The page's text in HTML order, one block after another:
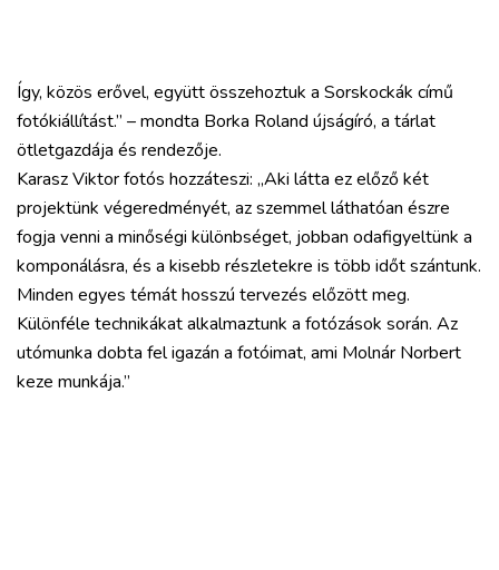
Így, közös erővel, együtt összehoztuk a Sorskockák című
fotókiállítást.” – mondta Borka Roland újságíró, a tárlat
ötletgazdája és rendezője.
Karasz Viktor fotós hozzáteszi: „Aki látta ez előző két
projektünk végeredményét, az szemmel láthatóan észre
fogja venni a minőségi különbséget, jobban odafigyeltünk a
komponálásra, és a kisebb részletekre is több időt szántunk.
Minden egyes témát hosszú tervezés előzött meg.
Különféle technikákat alkalmaztunk a fotózások során. Az
utómunka dobta fel igazán a fotóimat, ami Molnár Norbert
keze munkája.”